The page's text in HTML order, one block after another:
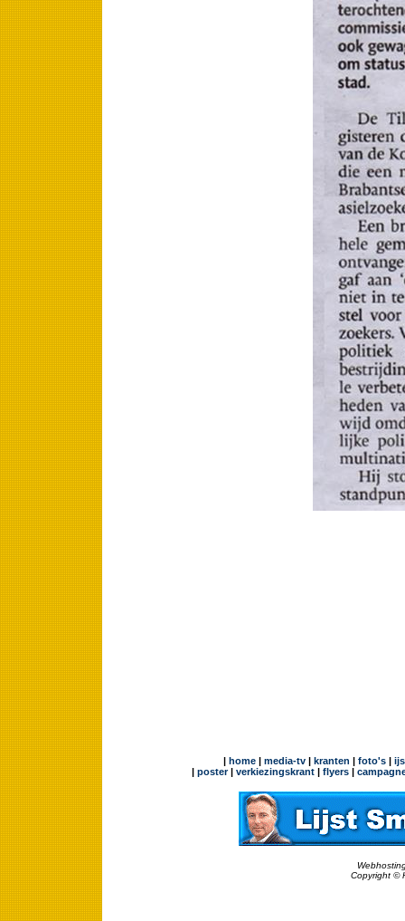
| home| media-tv| kranten | foto's|
| poster| verkiezingskrant | flyers |
Copyright ©